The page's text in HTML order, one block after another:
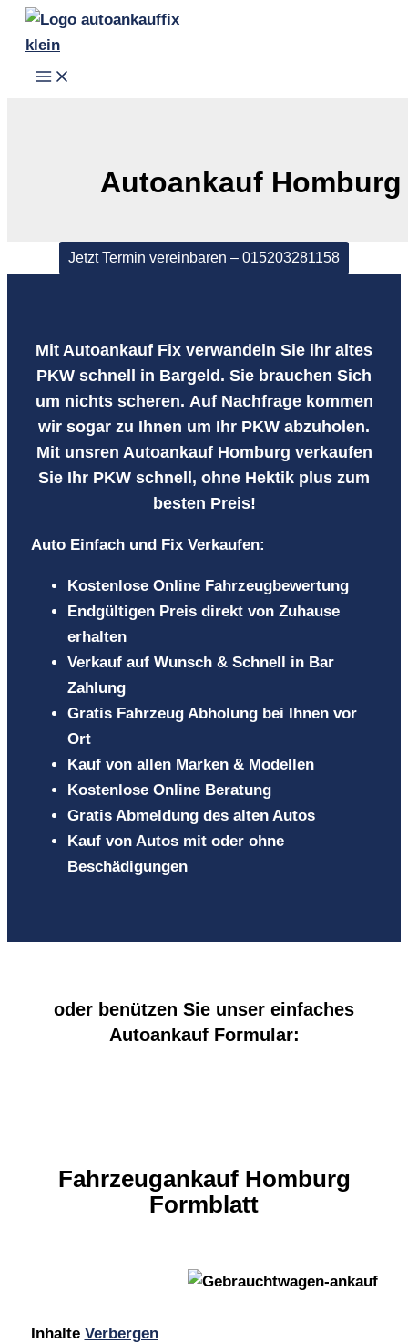
Zum
Inhalt
springen
Autoankauf Homburg
Jetzt Termin vereinbaren – 015203281158
Mit Autoankauf Fix verwandeln Sie ihr altes
PKW schnell in Bargeld. Sie brauchen Sich
um nichts scheren. Auf Nachfrage kommen
wir sogar zu Ihnen um Ihr PKW abzuholen.
Mit unsren Autoankauf Homburg verkaufen
Sie Ihr PKW schnell, ohne Hektik plus zum
besten Preis!
Auto Einfach und Fix Verkaufen:
Kostenlose Online Fahrzeugbewertung
Endgültigen Preis direkt von Zuhause
erhalten
Verkauf auf Wunsch & Schnell in Bar
Zahlung
Gratis Fahrzeug Abholung bei Ihnen vor
Ort
Kauf von allen Marken & Modellen
Kostenlose Online Beratung
Gratis Abmeldung des alten Autos
Kauf von Autos mit oder ohne
Beschädigungen
oder benützen Sie unser einfaches
Autoankauf Formular:
Fahrzeugankauf Homburg
Formblatt
Inhalte Verbergen